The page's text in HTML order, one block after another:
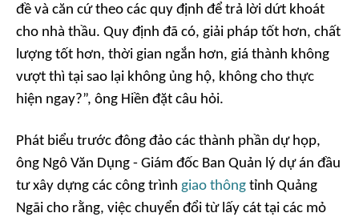
đề và căn cứ theo các quy định để trả lời dứt khoát
cho nhà thầu. Quy định đã có, giải pháp tốt hơn, chất
lượng tốt hơn, thời gian ngắn hơn, giá thành không
vượt thì tại sao lại không ủng hộ, không cho thực
hiện ngay?”, ông Hiền đặt câu hỏi.
Phát biểu trước đông đảo các thành phần dự họp,
ông Ngô Văn Dụng - Giám đốc Ban Quản lý dự án đầu
tư xây dựng các công trình giao thông tỉnh Quảng
Ngãi cho rằng, việc chuyển đổi từ lấy cát tại các mỏ